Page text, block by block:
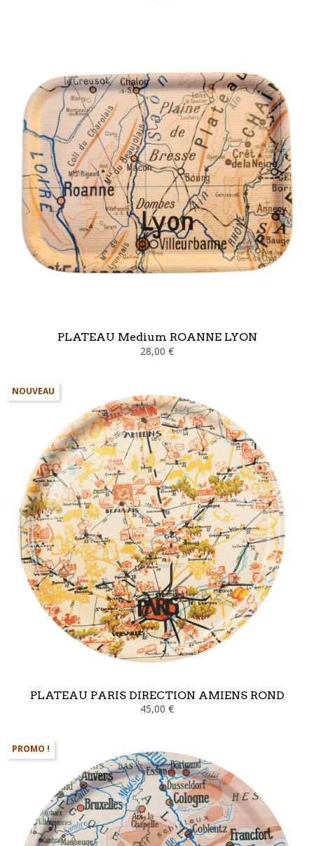
PLATEAU Medium ROANNE LYON
28,00 €
PLATEAU PARIS DIRECTION AMIENS ROND
45,00 €
NOUVEAU
PROMO !